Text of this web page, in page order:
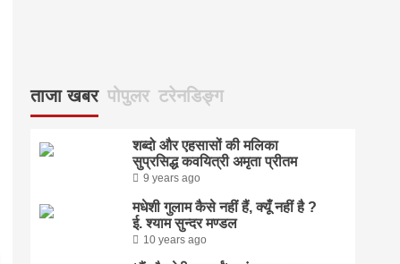
ताजा खबर पोपुलर टरेनडिङ्ग
शब्दो और एहसासों की मलिका
सुप्रसिद्ध कवयित्री अमृता प्रीतम
9 years ago
मधेशी गुलाम कैसे नहीं हैं, क्यूँ नहीं है ?
ई. श्याम सुन्दर मण्डल
10 years ago